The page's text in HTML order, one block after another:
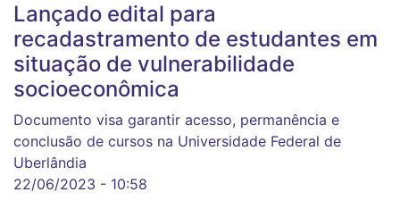
Lançado edital para
recadastramento de estudantes em
situação de vulnerabilidade
socioeconômica
Documento visa garantir acesso, permanência e
conclusão de cursos na Universidade Federal de
Uberlândia
22/06/2023 - 10:58